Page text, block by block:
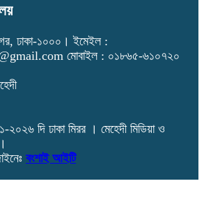
ঢাকা-১০০০। ইমেইল :
মোবাইল : ০১৮৬৫-৬১০৭২০
দি ঢাকা মিরর । মেহেদী মিডিয়া ও
বংশাই আইটি